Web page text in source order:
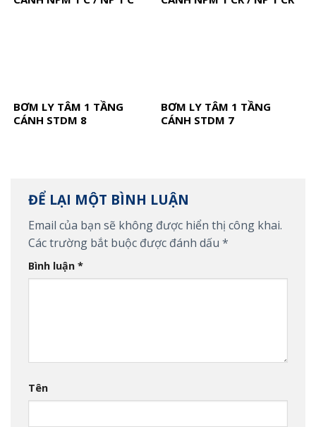
BƠM LY TÂM 1 TẦNG
CÁNH STDM 8
BƠM LY TÂM 1 TẦNG
CÁNH STDM 7
ĐỂ LẠI MỘT BÌNH LUẬN
Email của bạn sẽ không được hiển thị công khai.
Các trường bắt buộc được đánh dấu *
Bình luận *
Tên